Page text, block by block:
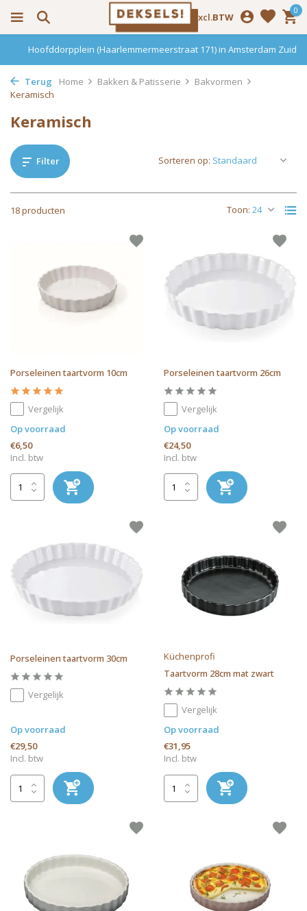
Incl. Excl.BTW
0
Hoofddorpplein (Haarlemmermeerstraat 171) in Amsterdam Zuid
Terug Home Bakken & Patisserie
Bakvormen
Keramisch
Keramisch
Filter
18 producten Toon:
Sorteren op:
Porseleinen taartvorm 10cm
Vergelijk
Op voorraad
€6,50
Incl. btw
Porseleinen taartvorm 26cm
Vergelijk
Op voorraad
€24,50
Incl. btw
Porseleinen taartvorm 30cm
Vergelijk
Op voorraad
€29,50
Incl. btw
Küchenprofi
Taartvorm 28cm mat zwart
Vergelijk
Op voorraad
€31,95
Incl. btw